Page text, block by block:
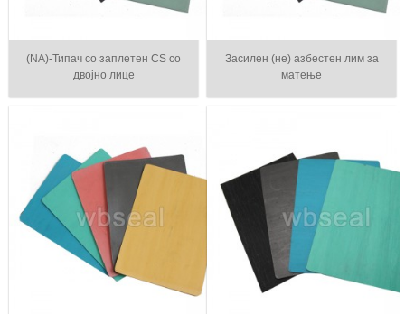
(NA)-Типач со заплетен CS со
двојно лице
Засилен (не) азбестен лим за
матење